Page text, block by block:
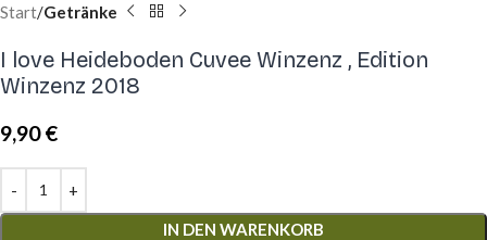
Start Getränke
I love Heideboden Cuvee Winzenz , Edition
Winzenz 2018
9,90€
IN DEN WARENKORB